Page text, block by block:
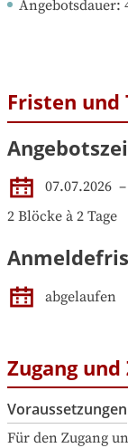
Angebotsdauer:
Fristen und
07.07.2026 –
2 Blöcke à 2 Tage
abgelaufen
Zugang und
Voraussetzungen
Für den Zugang